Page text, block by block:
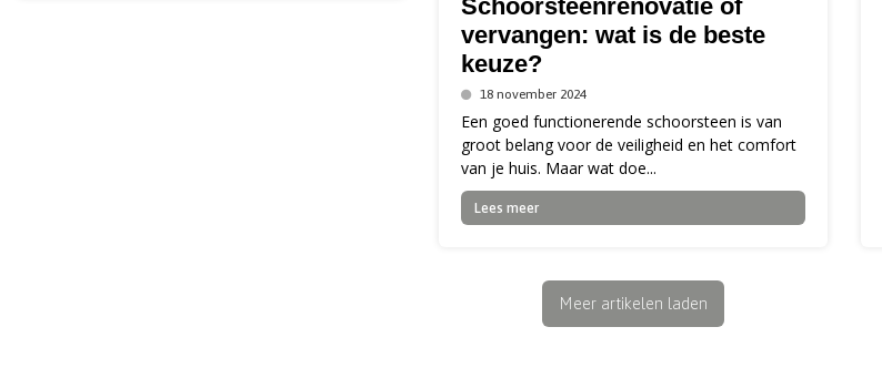
Schoorsteenrenovatie of
vervangen: wat is de beste
keuze?
18 november 2024
Een goed functionerende schoorsteen is van
groot belang voor de veiligheid en het comfort
van je huis. Maar wat doe...
Lees meer
Meer artikelen laden